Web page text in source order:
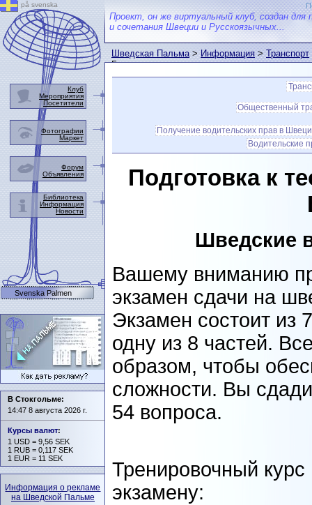
Проект, он же виртуальный клуб, создан для
и сочетания Швеции и Русскоязычных...
Шведская Пальма>Информация>Транспорт
Билеты
Общественный
Получение водительских прав в
Водительские
Подготовка к
Шведские
Вашему вниманию
экзамен сдачи на
Экзамен состоит из
одну из 8 частей.
образом, чтобы
сложности. Вы
54 вопроса.
Тренировочный
экзамену:
på svenska
Клуб
Мероприятия
Посетители
Фотографии
Маркет
Форум
Объявления
Библиотека
Информация
Новости
Svenska Palmen
В Стокгольме:
14:47 8 августа 2026 г.
Курсы валют:
1 USD = 9,56 SEK
1 RUB = 0,117 SEK
1 EUR = 11 SEK
Информация о рекламе
на Шведской Пальме